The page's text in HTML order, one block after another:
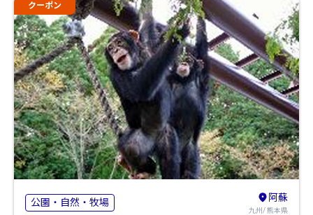
クーポン
公園・自然・牧場 阿蘇
九州/ 熊本県